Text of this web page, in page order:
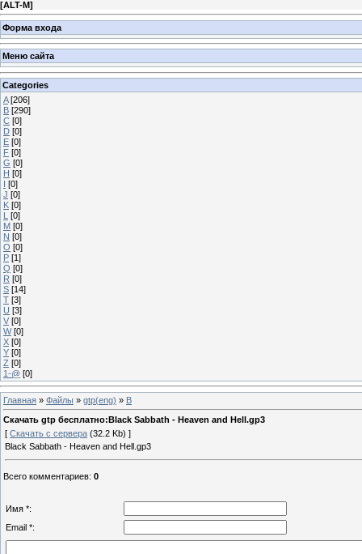
[ALT-M]
Форма входа
Меню сайта
Categories
A [206]
B [290]
C [0]
D [0]
E [0]
F [0]
G [0]
H [0]
I [0]
J [0]
K [0]
L [0]
M [0]
N [0]
O [0]
P [1]
Q [0]
R [0]
S [14]
T [3]
U [3]
V [0]
W [0]
X [0]
Y [0]
Z [0]
1-@ [0]
Главная » Файлы » gtp(eng) » B
Скачать gtp бесплатно:Black Sabbath - Heaven and Hell.gp3
[ Скачать с сервера (32.2 Kb) ]
Black Sabbath - Heaven and Hell.gp3
Всего комментариев: 0
Имя *:
Email *: